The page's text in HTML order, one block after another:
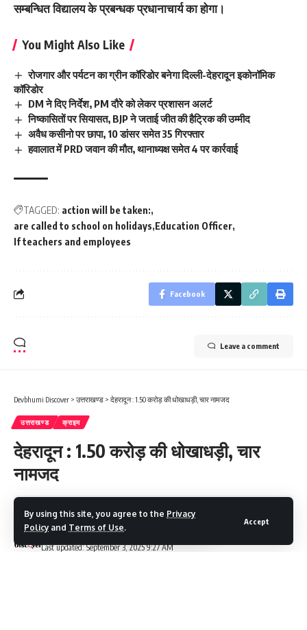
By using this site, you agree to the Privacy
Policy and Terms of Use.
Accept
सम्बन्धित विद्यालय के प्रबन्धक प्रधानाचार्य का होगा।
You Might Also Like
रोजगार और पर्यटन का ग्रीन कॉरिडोर बनेगा दिल्ली-देहरादून इकोनॉमिक
कॉरिडोर
DM ने दिए निर्देश, PM दौरे को लेकर प्रशासन अलर्ट
निष्कासितों पर सियासत, BJP ने जताई जीत की हैट्रिक की उम्मीद
अवैध कसीनो पर छापा, 10 डांसर समेत 35 गिरफ्तार
हवालात में PRD जवान की मौत, थानाध्यक्ष समेत 4 पर कार्रवाई
TAGGED: action will be taken:
are called to school on holidays Education Officer
If teachers and employees
Facebook
Leave a comment
Devbhumi Discover > उत्तराखण्ड > देहरादून : 1.50 करोड़ की धोखाधड़ी, चार नामजद
उत्तराखण्ड क्राइम
देहरादून : 1.50 करोड़ की धोखाधड़ी, चार
नामजद
Last updated: September 3, 2025 9:27 AM
Devbhumi Discover